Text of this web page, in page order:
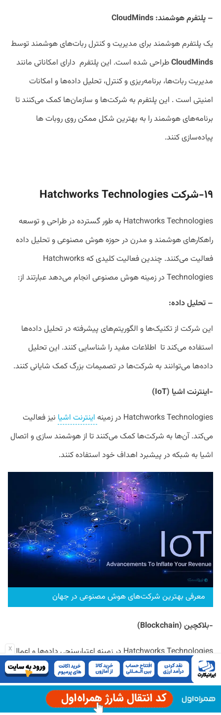
x
– پلتفرم هوشمند: CloudMinds
یک پلتفرم هوشمند برای مدیریت و کنترل ربات‌های هوشمند توسط
CloudMindsطراحی شده است. این پلتفرم دارای امکاناتی مانند
مدیریت ربات‌ها، برنامه‌ریزی و کنترل، تحلیل داده‌ها و امکانات
امنیتی است . این پلتفرم به شرکت‌ها و سازمان‌ها کمک می‌کنند تا
برنامه‌های هوشمند را به بهترین شکل ممکن روی روبات ها
پیاده‌سازی کنند.
۱۹-شرکت Hatchworks Technologies
Hatchworks Technologies به طور گسترده در طراحی و توسعه
راهکارهای هوشمند و مدرن در حوزه هوش مصنوعی و تحلیل داده
فعالیت می‌کنند. چندین فعالیت کلیدی که Hatchworks
Technologies در زمینه هوش مصنوعی انجام می‌دهد عبارتند از:
– تحلیل داده:
این شرکت از تکنیک‌ها و الگوریتم‌های پیشرفته در تحلیل داده‌ها
استفاده می‌کند تا اطلاعات مفید را شناسایی کنند. این تحلیل
داده‌ها می‌توانند به شرکت‌ها در تصمیمات بزرگ کمک شایانی کنند.
-اینترنت اشیا (IoT)
Hatchworks Technologies در زمینه اینترنت اشیا نیز فعالیت
می‌کند. آن‌ها به شرکت‌ها کمک می‌کنند تا از هوشمند سازی و اتصال
اشیا به شبکه در پیشبرد اهداف خود استفاده کنند.
معرفی بهترین شرکت‌های هوش مصنوعی در جهان
-بلاکچین (Blockchain)
Hatchworks Technologies در زمینه اعتبارسنجی داده‌ها و اعمال
قوانین و قراردادهای هوشمند در بستر بلاکچین فعالیت می‌کنند.
۲۰-شرکت Master of Code Global